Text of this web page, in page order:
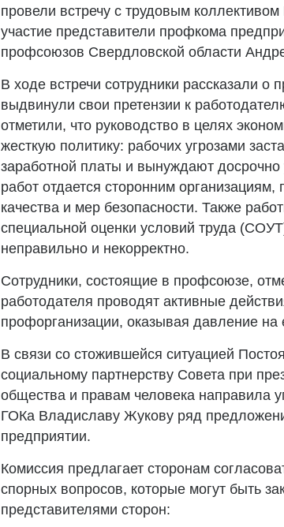
провели встречу с трудовым
участие представители профкома
профсоюзов Свердловской области
В ходе встречи сотрудники рассказали о
выдвинули свои претензии к
отметили, что руководство в целях
жесткую политику: рабочих угрозами
заработной платы и вынуждают
работ отдается сторонним
качества и мер безопасности. Также
специальной оценки условий труда
неправильно и некорректно.
Сотрудники, состоящие в профсоюзе,
работодателя проводят активные
профорганизации, оказывая давление на
В связи со стожившейся ситуацией
социальному партнерству Совета при
общества и правам человека направила
ГОКа Владиславу Жукову ряд
предприятии.
Комиссия предлагает сторонам
спорных вопросов, которые могут быть
представителями сторон: